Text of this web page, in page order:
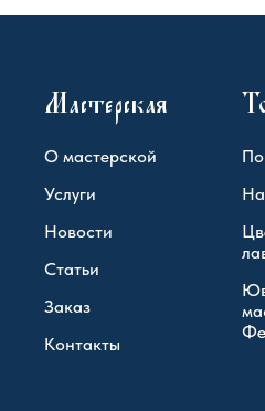
Мастерская
О мастерской
Услуги
Новости
Статьи
Заказ
Контакты